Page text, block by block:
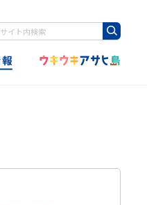
Write your search query here